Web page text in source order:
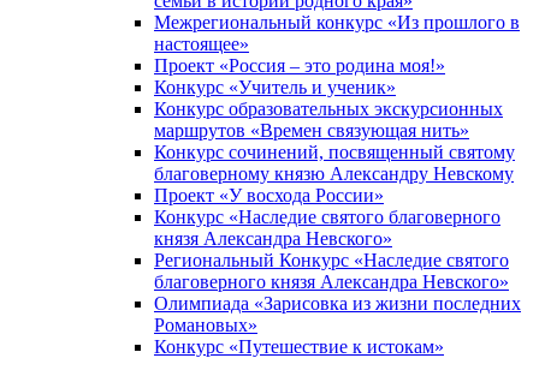
Межрегиональный конкурс «Из прошлого в
настоящее»
Проект «Россия – это родина моя!»
Конкурс «Учитель и ученик»
Конкурс образовательных экскурсионных
маршрутов «Времен связующая нить»
Конкурс сочинений, посвященный святому
благоверному князю Александру Невскому
Проект «У восхода России»
Конкурс «Наследие святого благоверного
князя Александра Невского»
Региональный Конкурс «Наследие святого
благоверного князя Александра Невского»
Олимпиада «Зарисовка из жизни последних
Романовых»
Конкурс «Путешествие к истокам»